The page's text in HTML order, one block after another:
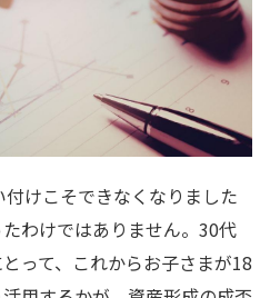
けこそできなくなりました
わけではありません。30代
って、これからお子さまが18